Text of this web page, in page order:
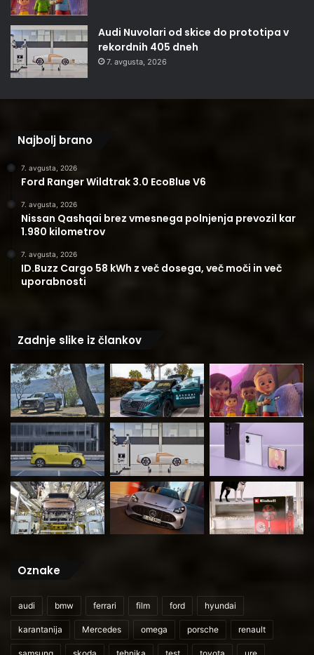
Audi Nuvolari od skice do prototipa v
rekordnih 405 dneh
7. avgusta, 2026
Najbolj brano
7. avgusta, 2026
Ford Ranger Wildtrak 3.0 EcoBlue V6
7. avgusta, 2026
Nissan Qashqai brez vmesnega polnjenja prevozil kar
1.980 kilometrov
7. avgusta, 2026
ID.Buzz Cargo 58 kWh z več dosega, več moči in več
uporabnosti
Zadnje slike iz člankov
Oznake
audi bmw ferrari film ford hyundai
karantanija Mercedes omega porsche renault